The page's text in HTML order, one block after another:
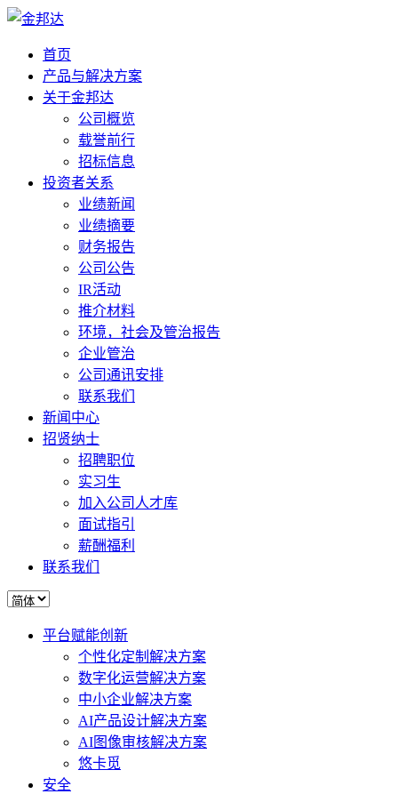
首页
产品与解决方案
关于金邦达
公司概览
载誉前行
招标信息
投资者关系
业绩新闻
业绩摘要
财务报告
公司公告
IR活动
推介材料
环境，社会及管治报告
企业管治
公司通讯安排
联系我们
新闻中心
招贤纳士
招聘职位
实习生
加入公司人才库
面试指引
薪酬福利
联系我们
平台赋能创新
个性化定制解决方案
数字化运营解决方案
中小企业解决方案
AI产品设计解决方案
AI图像审核解决方案
悠卡觅
安全